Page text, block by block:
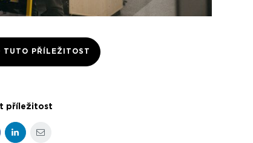
TUTO PŘÍLEŽITOST
příležitost
LinkedInE-mail